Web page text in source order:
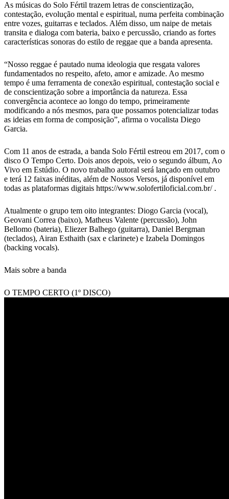
As músicas do Solo Fértil trazem letras de conscientização,
contestação, evolução mental e espiritual, numa perfeita combinação
entre vozes, guitarras e teclados. Além disso, um naipe de metais
transita e dialoga com bateria, baixo e percussão, criando as fortes
características sonoras do estilo de reggae que a banda apresenta.
“Nosso reggae é pautado numa ideologia que resgata valores
fundamentados no respeito, afeto, amor e amizade. Ao mesmo
tempo é uma ferramenta de conexão espiritual, contestação social e
de conscientização sobre a importância da natureza. Essa
convergência acontece ao longo do tempo, primeiramente
modificando a nós mesmos, para que possamos potencializar todas
as ideias em forma de composição”, afirma o vocalista Diego
Garcia.
Com 11 anos de estrada, a banda Solo Fértil estreou em 2017, com o
disco O Tempo Certo. Dois anos depois, veio o segundo álbum, Ao
Vivo em Estúdio. O novo trabalho autoral será lançado em outubro
e terá 12 faixas inéditas, além de Nossos Versos, já disponível em
todas as plataformas digitais https://www.solofertiloficial.com.br/ .
Atualmente o grupo tem oito integrantes: Diogo Garcia (vocal),
Geovani Correa (baixo), Matheus Valente (percussão), John
Bellomo (bateria), Eliezer Balhego (guitarra), Daniel Bergman
(teclados), Airan Esthaith (sax e clarinete) e Izabela Domingos
(backing vocals).
Mais sobre a banda
O TEMPO CERTO (1º DISCO)